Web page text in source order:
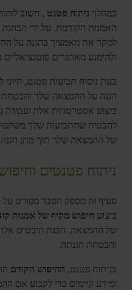
במהלך ניתוח פטנט , חשוב
האמנות הקודמת. על ידי
למקד את מאמציך בהגנה על
ולהימנע מאתגרים
בעת ניסוח תביעות פטנט,
הגנה על ההמצאה שלך והבטחת
ביצוע אסטרטגיות אלה ועבודה
להבטיח שהתביעות שלך
של ההמצאה שלך תוך מתן הגנה
ניתוח פטנטים
סעיף זה מספק הסבר מפורט על
ביצוע חיפוש מקיף של אמנות
של ההמצאה. הבנת היבטים אלו
והבטחת הגנתה.
בניתוח פטנט, החיפוש הקודם
ומידע קיימים כדי לקבוע אם